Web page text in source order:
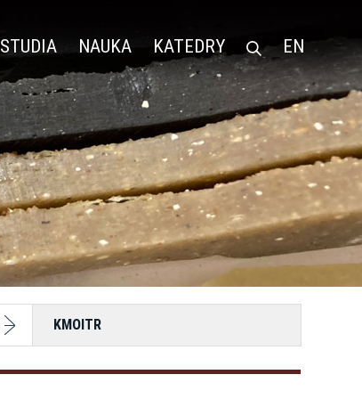
STUDIA NAUKA KATEDRY EN
KMOITR